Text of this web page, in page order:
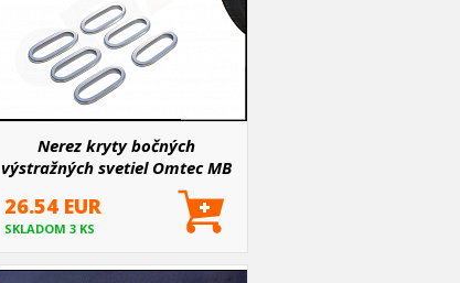
Nerez kryty bočných
výstražných svetiel Omtec MB
Sprinter, VW Crafter 2006-18 (6
26.54 EUR
SKLADOM 3 KS